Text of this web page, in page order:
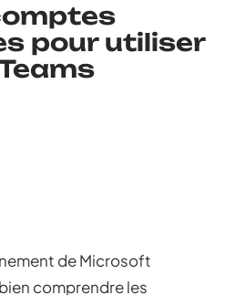
pour utiliser
de Microsoft
comprendre les